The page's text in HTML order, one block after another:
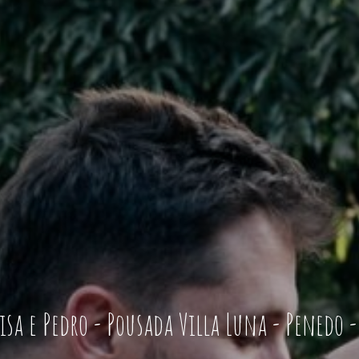
e Pedro - Pousada Villa Luna - Penedo -